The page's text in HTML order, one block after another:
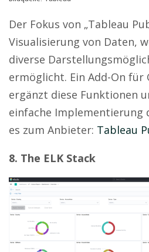
Der Fokus von „Tableau
Visualisierung von Daten,
diverse
ermöglicht. Ein Add-On für
ergänzt diese Funktionen
einfache Implementierung
es zum Anbieter: Tableau
8. The ELK Stack